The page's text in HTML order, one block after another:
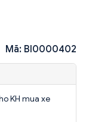
Mã: BI0000402
KH mua xe